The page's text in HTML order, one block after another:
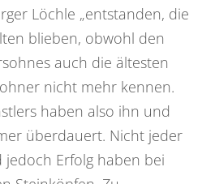
Löchle „entstanden, die
blieben, obwohl den
auch die ältesten
nicht mehr kennen.
haben also ihn und
überdauert. Nicht jeder
jedoch Erfolg haben bei